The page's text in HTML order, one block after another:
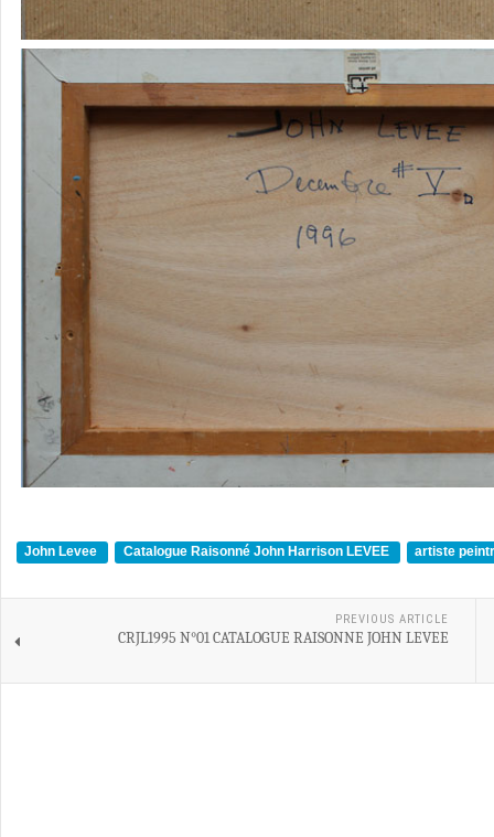
John Levee Catalogue Raisonné John Harrison LEVEE artiste
PREVIOUS ARTICLE
CRJL1995 N°01 CATALOGUE RAISONNE JOHN LEVEE